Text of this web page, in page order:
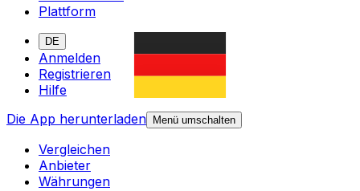
Plattform
DE
Anmelden
Registrieren
Hilfe
Die App herunterladen
Menü umschalten
Vergleichen
Anbieter
Währungen